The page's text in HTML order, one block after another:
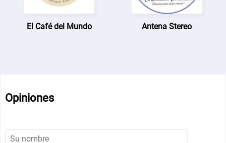
El Café del Mundo Antena Stereo
Opiniones